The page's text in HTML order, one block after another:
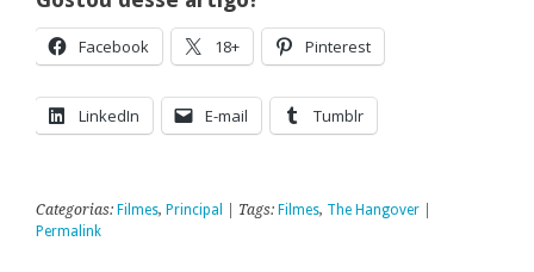
Facebook 18+ Pinterest
LinkedIn E-mail Tumblr
Categorias: Filmes, Principal | Tags: Filmes, The Hangover
Permalink